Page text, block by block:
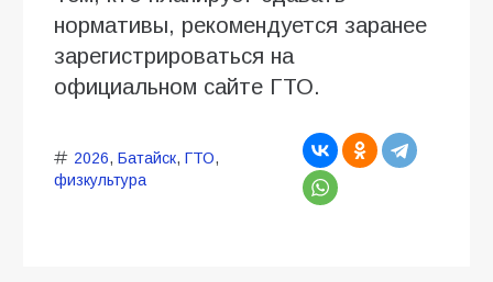
нормативы, рекомендуется заранее
зарегистрироваться на
официальном сайте ГТО.
2026, Батайск, ГТО,
физкультура